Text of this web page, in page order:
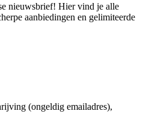
nieuwsbrief! Hier vind je alle
aanbiedingen en gelimiteerde
(ongeldig emailadres),